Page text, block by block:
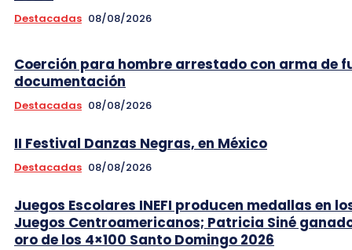
Destacadas 08/08/2026
Coerción para hombre arrestado con arma de
documentación
Destacadas 08/08/2026
II Festival Danzas Negras, en México
Destacadas 08/08/2026
Juegos Escolares INEFI producen medallas en
Juegos Centroamericanos; Patricia Siné
oro de los 4×100 Santo Domingo 2026